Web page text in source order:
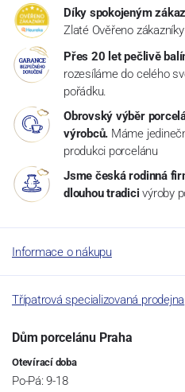
Díky spokojeným
Zlaté Ověřeno
Přes 20 let pečlivě
rozesíláme do celého
pořádku.
Obrovský výběr
výrobců. Máme
produkci porcelánu
Jsme česká rodinná
dlouhou tradici výroby
Informace o nákupu
Třípatrová specializovaná prodejna
Dům porcelánu Praha
Otevírací doba
Po-Pá: 9-18